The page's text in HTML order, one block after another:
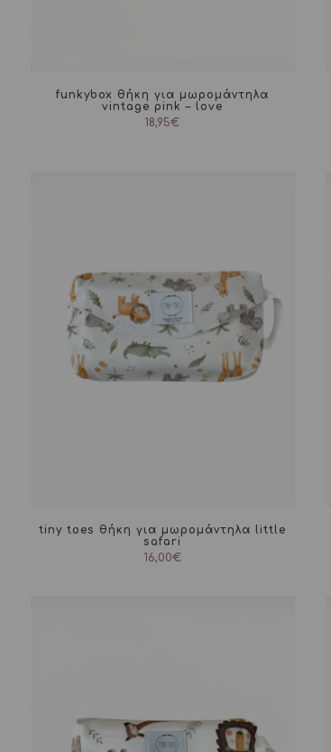
funkybox θήκη για μωρομάντηλα
vintage pink – love
18,95€
tiny toes θήκη για μωρομάντηλα little
safari
16,00€